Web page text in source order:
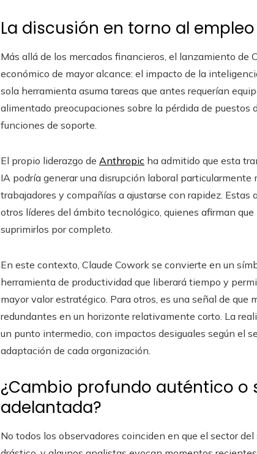
La discusión en torno al
Más allá de los mercados financieros, el lanzamiento de
económico de mayor alcance: el impacto de la
sola herramienta asuma tareas que antes requerían
alimentado preocupaciones sobre la pérdida de
funciones de soporte.
El propio liderazgo de Anthropic ha admitido que esta
IA podría generar una disrupción laboral particularmente
trabajadores y compañías a ajustarse con rapidez.
otros líderes del ámbito tecnológico, quienes afirman
suprimirlos por completo.
En este contexto, Claude Cowork se convierte en un
herramienta de productividad que liberará tiempo y
mayor valor estratégico. Para otros, es una señal de
redundantes en un horizonte relativamente corto. La
un punto intermedio, con impactos desiguales según el
adaptación de cada organización.
¿Cambio profundo auténtico o
adelantada?
No todos los observadores coinciden en que el sector